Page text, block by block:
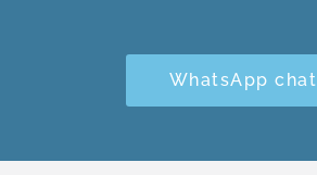
WhatsApp chat